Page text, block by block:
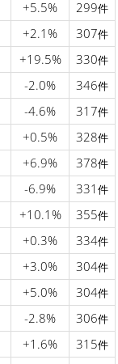
+5.5% 299件
+2.1% 307件
+19.5% 330件
-2.0% 346件
-4.6% 317件
+0.5% 328件
+6.9% 378件
-6.9% 331 件
+10.1% 355件
+0.3% 334件
+3.0% 304件
+5.0% 304件
-2.8% 306件
+1.6% 315件